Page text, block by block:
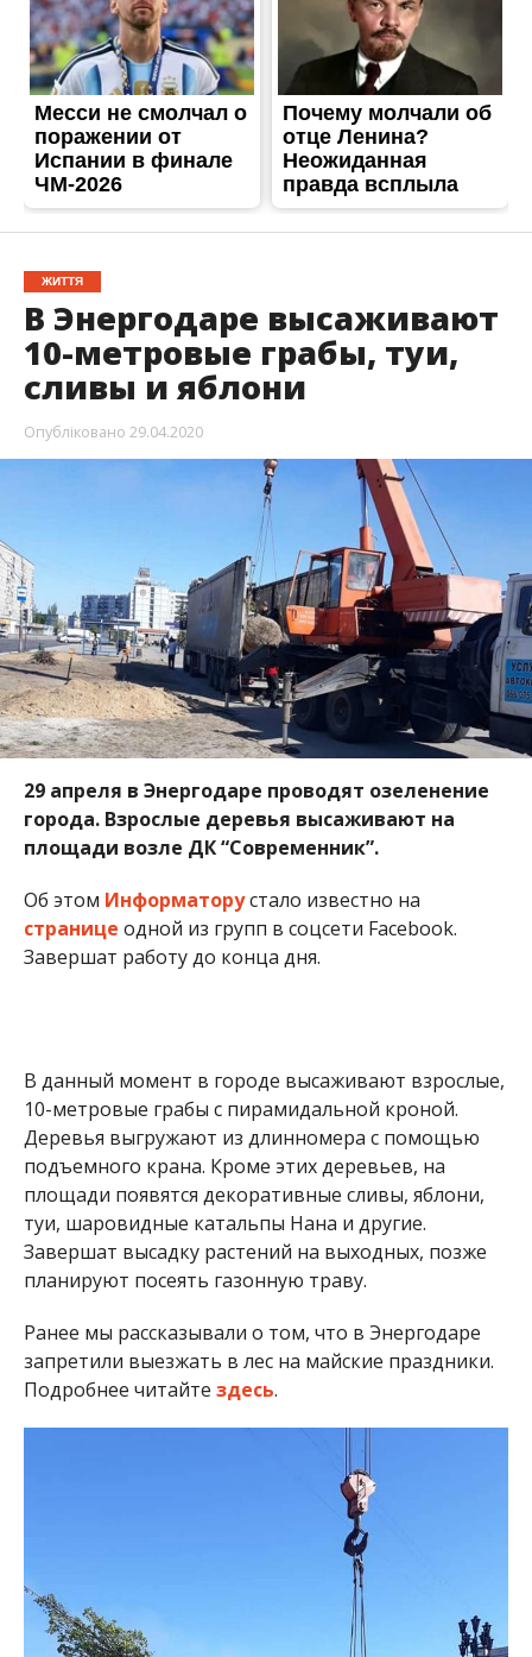
ЖИТТЯ
В Энергодаре высаживают
10-метровые грабы, туи,
сливы и яблони
Опубліковано 29.04.2020
29 апреля в Энергодаре проводят озеленение
города. Взрослые деревья высаживают на
площади возле ДК “Современник”.
Об этом Информаторустало известно на
странице одной из групп в соцсети Facebook.
Завершат работу до конца дня.
В данный момент в городе высаживают взрослые,
10-метровые грабы с пирамидальной кроной.
Деревья выгружают из длинномера с помощью
подъемного крана. Кроме этих деревьев, на
площади появятся декоративные сливы, яблони,
туи, шаровидные катальпы Нана и другие.
Завершат высадку растений на выходных, позже
планируют посеять газонную траву.
Ранее мы рассказывали о том, что в Энергодаре
запретили выезжать в лес на майские праздники.
Подробнее читайте здесь.